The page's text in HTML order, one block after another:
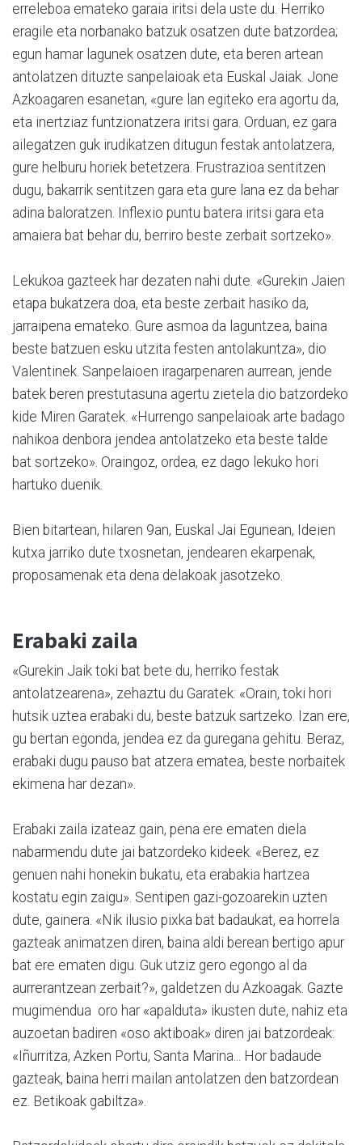
erreleboa emateko garaia iritsi dela uste du. Herriko
eragile eta norbanako batzuk osatzen dute batzordea;
egun hamar lagunek osatzen dute, eta beren artean
antolatzen dituzte sanpelaioak eta Euskal Jaiak. Jone
Azkoagaren esanetan, «gu­re lan egiteko era agortu da,
eta inertziaz funtzionatzera iritsi gara. Orduan, ez gara
ailegatzen guk irudikatzen ditugun festak antolatzera,
gure helburu horiek betetzera. Frustrazioa sentitzen
dugu, bakarrik sentitzen gara eta gure lana ez da behar
adina baloratzen. Inflexio puntu batera iritsi gara eta
amaiera bat behar du, berriro beste zerbait sortzeko».
Lekukoa gazteek har dezaten nahi dute. «Gurekin Jaien
etapa bukatzera doa, eta beste zerbait hasiko da,
jarraipena emateko. Gure asmoa da laguntzea, baina
beste batzuen esku utzita festen antolakuntza», dio
Valentinek. Sanpelaioen iragarpenaren aurrean, jende
batek beren prestutasuna agertu zietela dio batzordeko
kide Miren Garatek. «Hurrengo sanpelaioak arte badago
nahikoa denbora jendea antolatzeko eta beste talde
bat sortzeko». Oraingoz, ordea, ez dago lekuko hori
hartuko duenik.
Bien bitartean, hilaren 9an, Euskal Jai Egunean, Ideien
kutxa jarriko dute txosnetan, jendearen ekarpenak,
proposamenak eta dena delakoak jasotzeko.
Erabaki zaila
«Gurekin Jaik toki bat bete du, herriko festak
antolatzearena», zehaztu du Garatek: «Orain, toki hori
hutsik uztea erabaki du, beste batzuk sartzeko. Izan ere,
gu bertan egonda, jendea ez da guregana gehitu. Beraz,
erabaki dugu pauso bat atzera ematea, beste norbaitek
ekimena har dezan».
Erabaki zaila izateaz gain, pena ere ematen diela
nabarmendu dute jai batzordeko kideek. «Berez, ez
genuen nahi honekin bukatu, eta erabakia har­tzea
kostatu egin zaigu». Sentipen gazi-gozoarekin uzten
dute, gainera. «Nik ilusio pixka bat badaukat, ea horrela
gazteak animatzen diren, baina aldi berean bertigo apur
bat ere ematen digu. Guk utziz gero egongo al da
aurrerantzean zerbait?», galdetzen du Azkoagak. Gazte
mugimendua oro har «apalduta» ikusten dute, nahiz eta
auzoetan badiren «oso aktiboak» diren jai batzordeak:
«Iñurritza, Azken Portu, Santa Marina... Hor badaude
gazteak, baina herri mailan antolatzen den batzordean
ez. Betikoak gabiltza».